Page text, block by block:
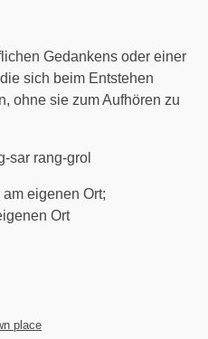
Gedankens oder einer
sich beim Entstehen
ohne sie zum Aufhören zu
sar rang-grol
eigenen Ort;
Ort
place